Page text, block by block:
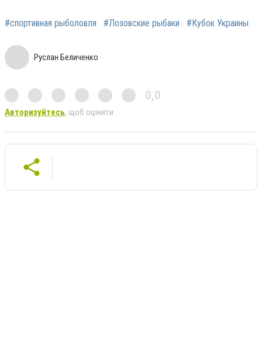
#спортивная рыболовля #Лозовские рыбаки #Кубок Украины
Руслан Беличенко
0,0
Авторизуйтесь, щоб оцінити